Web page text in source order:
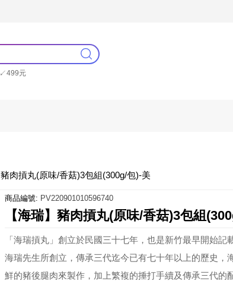
↙499元
豬肉摃丸(原味/香菇)3包組(300g/包)-美
商品編號: PV220901010596740
【海瑞】豬肉摃丸(原味/香菇)3包組
「海瑞摃丸」創立於民國三十七年，也是新竹最早開始記
海瑞先生所創立，傳承三代迄今已有七十年以上的歷史，
鮮的豬後腿肉來製作，加上繁複的捶打手續及傳承三代的